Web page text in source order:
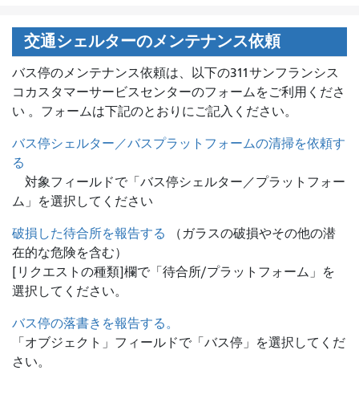
交通シェルターのメンテナンス依頼
バス停のメンテナンス依頼は、 以下の311サンフランシス
コカスタマーサービスセンターのフォームをご利用くださ
い 。フォームは下記のとおりにご記入ください。
バス停シェルター／バスプラットフォームの清掃を依頼す
る
対象フィールドで「バス停シェルター／プラットフォー
ム」を選択してください
破損した待合所を報告する
（ガラスの破損やその他の潜
在的な危険を含む）
[リクエストの種類]欄で「待合所/プラットフォーム」を
選択してください。
バス停の落書きを報告する。
「オブジェクト」フィールドで「バス停」を選択してくだ
さい。